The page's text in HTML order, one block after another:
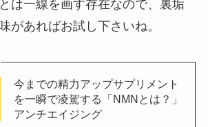
は一線を画す存在なので、裏垢
があればお試し下さいね。
今までの精力アップサプリメント
を一瞬で凌駕する「NMNとは？」
アンチエイジング